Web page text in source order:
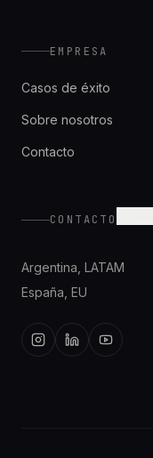
EMPRESA
Casos de éxito
Sobre nosotros
Contacto
CONTACTO
Argentina LATAM
España EU